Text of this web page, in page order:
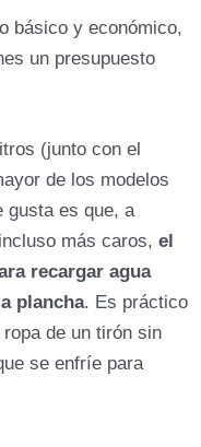
manual de
básico y económico,
un presupuesto
(junto con el
de los modelos
gusta es que, a
más caros, el
recargar agua
plancha. Es práctico
de un tirón sin
se enfríe para